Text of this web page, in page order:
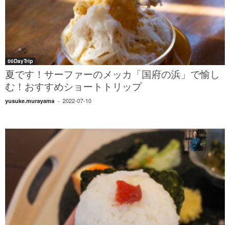
00DayTrip
夏です！サーファーのメッカ「国府の浜」で愉し
む！おすすめショートトリップ
yusuke.murayama - 2022-07-10